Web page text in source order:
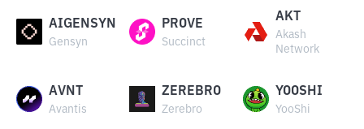
AIGENSYN
Gensyn
PROVE
Succinct
AKT
Akash
Network
AVNT
Avantis
ZEREBRO
Zerebro
YOOSHI
YooShi